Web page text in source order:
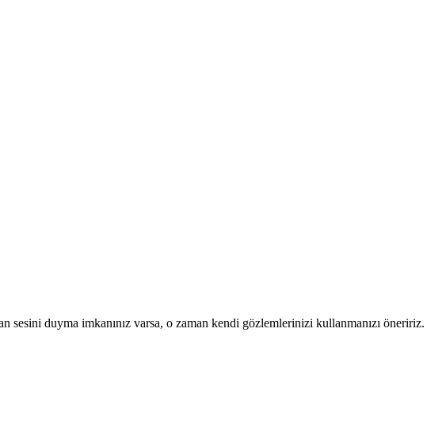
sesini duyma imkanınız varsa, o zaman kendi gözlemlerinizi kullanmanızı öneririz.